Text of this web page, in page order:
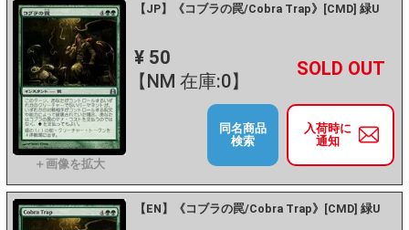
【JP】《コブラの罠/Cobra Trap》[CMD] 緑U
¥ 50
【NM 在庫:0】
－ +
入荷時に
通知
同名商品
検索
【EN】《コブラの罠/Cobra Trap》[CMD] 緑U